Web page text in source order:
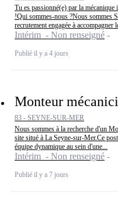
Tu es passionné(e) par la
!Qui sommes-nous ?Nous sommes
recrutement engagée à accompagner
Intérim - Non renseigné
Publié il y a 4 jours
Monteur
83 - SEYNE-SUR-MER
Nous sommes à la recherche d'un
site situé à La Seyne-sur-Mer.Ce
équipe dynamique au sein d'une...
Intérim - Non renseigné
Publié il y a 7 jours